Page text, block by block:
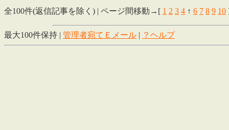
全100件(返信記事を除く) | ページ間移動→[ 1 2 3 4 ↑ 6 7 8 9 10
最大100件保持 | 管理者宛てＥメール | ？ヘルプ